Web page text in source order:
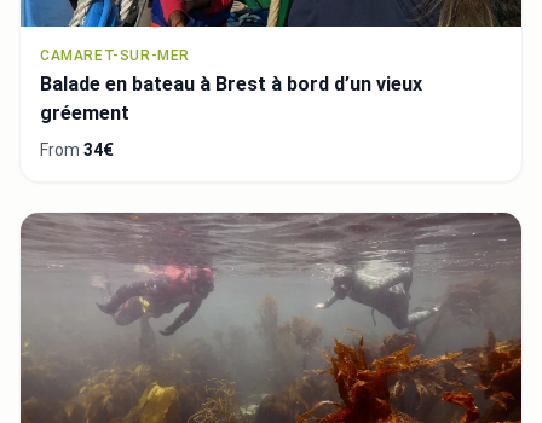
CAMARET-SUR-MER
Balade en bateau à Brest à bord d’un vieux
gréement
From 34€